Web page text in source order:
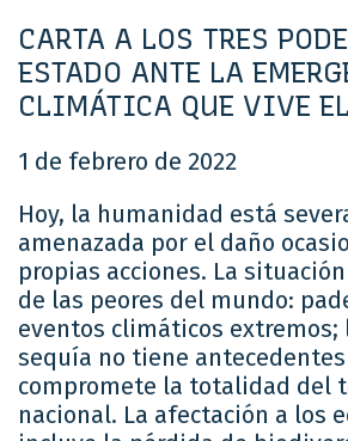
CARTA A LOS TRES
ESTADO ANTE LA
CLIMÁTICA QUE VIVE
1 de febrero de 2022
Hoy, la humanidad está
amenazada por el daño
propias acciones. La
de las peores del mundo:
eventos climáticos extremos;
sequía no tiene
compromete la totalidad del
nacional. La afectación a los